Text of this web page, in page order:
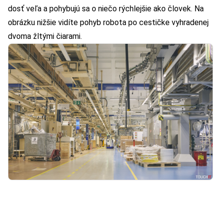
dosť veľa a pohybujú sa o niečo rýchlejšie ako človek. Na
obrázku nižšie vidíte pohyb robota po cestičke vyhradenej
dvoma žltými čiarami.